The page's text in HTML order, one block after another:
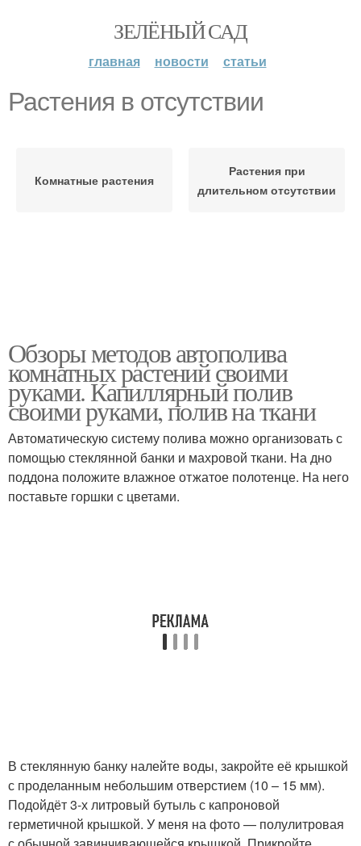
ЗЕЛЁНЫЙ САД
главная новости статьи
Растения в отсутствии
Комнатные растения
Растения при
длительном отсутствии
Обзоры методов автополива
комнатных растений своими
руками. Капиллярный полив
своими руками, полив на ткани
Автоматическую систему полива можно организовать с
помощью стеклянной банки и махровой ткани. На дно
поддона положите влажное отжатое полотенце. На него
поставьте горшки с цветами.
В стеклянную банку налейте воды, закройте её крышкой
с проделанным небольшим отверстием (10 – 15 мм).
Подойдёт 3-х литровый бутыль с капроновой
герметичной крышкой. У меня на фото — полулитровая